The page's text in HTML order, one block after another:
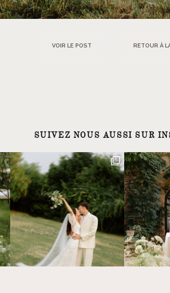
VOIR LE POST RETOUR À
SUIVEZ NOUS AUSSI SUR